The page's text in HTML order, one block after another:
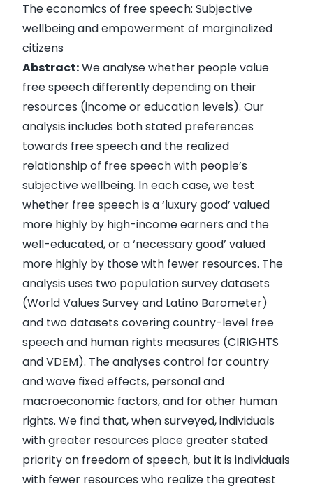
The economics of free speech: Subjective
wellbeing and empowerment of marginalized
citizens
Abstract:We analyse whether people value
free speech differently depending on their
resources (income or education levels). Our
analysis includes both stated preferences
towards free speech and the realized
relationship of free speech with people’s
subjective wellbeing. In each case, we test
whether free speech is a ‘luxury good’ valued
more highly by high-income earners and the
well-educated, or a ‘necessary good’ valued
more highly by those with fewer resources. The
analysis uses two population survey datasets
(World Values Survey and Latino Barometer)
and two datasets covering country-level free
speech and human rights measures (CIRIGHTS
and VDEM). The analyses control for country
and wave fixed effects, personal and
macroeconomic factors, and for other human
rights. We find that, when surveyed, individuals
with greater resources place greater stated
priority on freedom of speech, but it is individuals
with fewer resources who realize the greatest